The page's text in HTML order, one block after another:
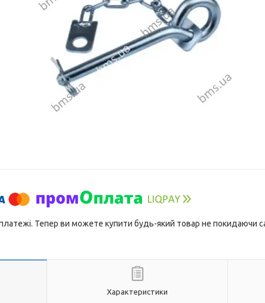
платежі. Тепер ви можете купити будь-який товар не покидаючи
Характеристики